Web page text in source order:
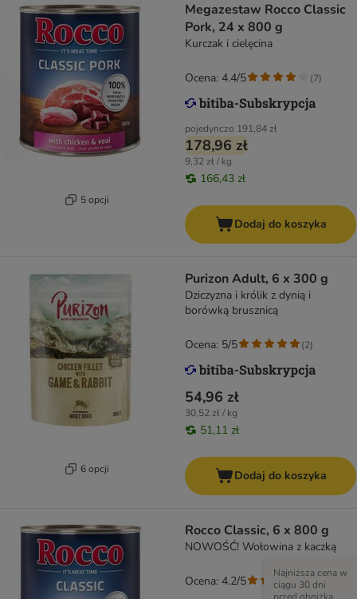
5 opcji
Megazestaw Rocco Classic
Pork, 24 x 800 g
Kurczak i cielęcina
pojedynczo 191,84 zł
178,96 zł
9,32 zł / kg
166,43 zł
Ocena: 4.4/5 (7)
Dodaj do koszyka
6 opcji
Purizon Adult, 6 x 300 g
Dziczyzna i królik z dynią i
borówką brusznicą
54,96 zł
30,52 zł / kg
51,11 zł
Ocena: 5/5 (2)
Dodaj do koszyka
Rocco Classic, 6 x 800 g
NOWOŚĆ! Wołowina z kaczką
Najniższa cena w
ciągu 30 dni
Ocena: 4.2/5 524